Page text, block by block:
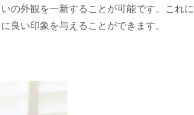
の外観を一新することが可能です。これに
良い印象を与えることができます。